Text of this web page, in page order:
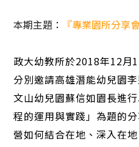
本期主題： 『專業園所分享會
政大幼教所於2018年12月
分別邀請高雄潛能幼兒園
文山幼兒園蘇信如園長進
程的運用與實踐」為題的
營如何結合在地、深入在